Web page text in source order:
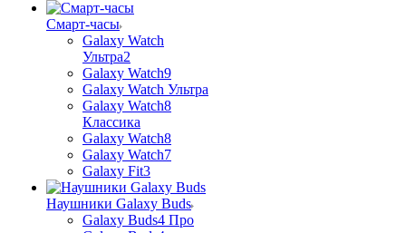
Смарт-часы
Galaxy Watch
Ультра2
Galaxy Watch9
Galaxy Watch Ультра
Galaxy Watch8
Классика
Galaxy Watch8
Galaxy Watch7
Galaxy Fit3
Наушники Galaxy Buds
Galaxy Buds4 Про